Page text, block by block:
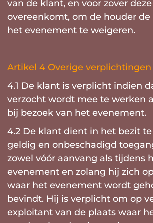
van de klant, en voor zover
overeenkomt, om de houder
het evenement te weigeren.
Artikel 4 Overige
4.1 De klant is verplicht indien
verzocht wordt mee te werken
bij bezoek van het evenement.
4.2 De klant dient in het bezit
geldig en onbeschadigd
zowel vóór aanvang als tijdens
evenement en zolang hij zich
waar het evenement wordt
bevindt. Hij is verplicht om op
exploitant van de plaats waar